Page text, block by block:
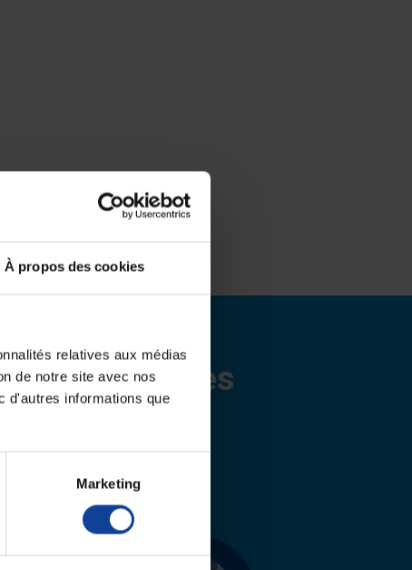
À propos des cookies
relatives aux médias
de notre site avec nos
d'autres informations que
Marketing
au plus près